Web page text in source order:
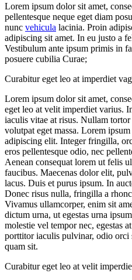
Lorem ipsum dolor sit amet,
pellentesque neque eget diam
nunc vehicula lacinia. Proin
adipiscing sit amet. In eu justo a
Vestibulum ante ipsum primis in
posuere cubilia Curae;
Curabitur eget leo at imperdiet
Lorem ipsum dolor sit amet,
eget leo at velit imperdiet varius.
iaculis vitae at risus. Nullam
volutpat eget massa. Lorem
adipiscing elit. Integer fringilla,
eros pellentesque odio, nec
Aenean consequat lorem ut felis
faucibus. Maecenas dolor elit,
lacus. Duis et purus ipsum. In
Donec risus nulla, fringilla a
Vivamus ullamcorper, enim sit
dictum urna, ut egestas urna
molestie vel tempor nec, egestas
porttitor iaculis pulvinar, odio orci
quam sit.
Curabitur eget leo at velit